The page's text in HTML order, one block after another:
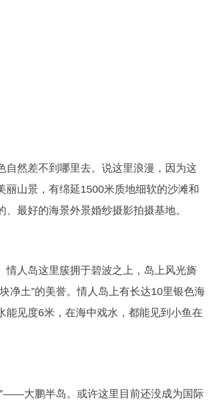
然差不到哪里去。说这里浪漫，因为这
山景，有绵延1500米质地细软的沙滩和
最好的海景外景婚纱摄影拍摄基地。
人岛这里簇拥于碧波之上，岛上风光旖
净土”的美誉。情人岛上有长达10里银色海
见度6米，在海中戏水，都能见到小鱼在
大鹏半岛。或许这里目前还没成为国际